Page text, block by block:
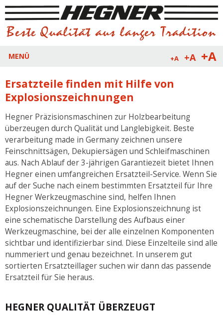
+A +A +A
MENÜ
Ersatzteile finden mit Hilfe von
Explosionszeichnungen
Hegner Präzisionsmaschinen zur Holzbearbeitung
überzeugen durch Qualität und Langlebigkeit. Beste
verarbeitung made in Germany zeichnen unsere
Feinschnittsägen, Dekupiersägen und Schleifmaschinen
aus. Nach Ablauf der 3-jährigen Garantiezeit bietet Ihnen
Hegner einen umfangreichen Ersatzteil-Service. Wenn Sie
auf der Suche nach einem bestimmten Ersatzteil für Ihre
Hegner Werkzeugmaschine sind, helfen Ihnen
Explosionszeichnungen. Eine Explosionszeichnung ist
eine schematische Darstellung des Aufbaus einer
Werkzeugmaschine, bei der alle einzelnen Komponenten
sichtbar und identifizierbar sind. Diese Einzelteile sind alle
nummeriert und genau bezeichnet. In unserem gut
sortierten Ersatzteillager suchen wir dann das passende
Ersatzteil für Sie heraus.
HEGNER QUALITÄT ÜBERZEUGT